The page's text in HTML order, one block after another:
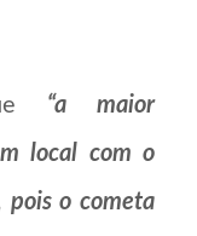
“a maior
local com o
pois o cometa